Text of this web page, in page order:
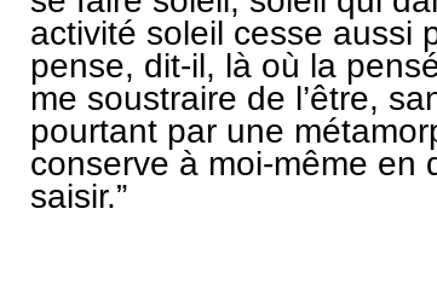
activité soleil cesse aussi
pense, dit-il, là où la
me soustraire de l’être,
pourtant par une
conserve à moi-même en
saisir.”